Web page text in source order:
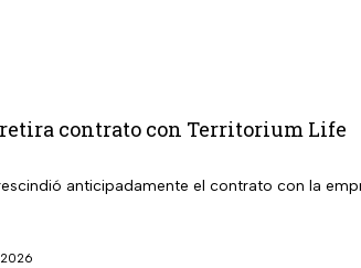
contrato con Territorium Life
anticipadamente el contrato con la